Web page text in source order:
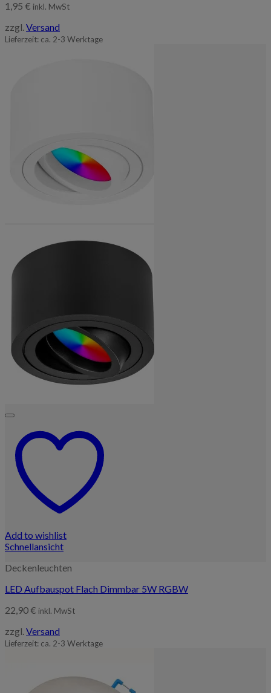
1,95 € inkl. MwSt
zzgl.Versand
Lieferzeit: ca. 2-3 Werktage
Add to wishlist
Schnellansicht
Deckenleuchten
LED Aufbauspot Flach Dimmbar 5W RGBW
22,90€ inkl. MwSt
zzgl.Versand
Lieferzeit: ca. 2-3 Werktage